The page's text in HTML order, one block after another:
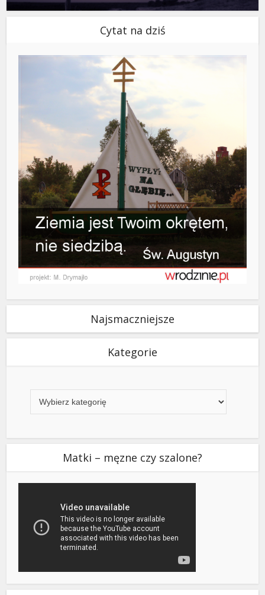
Cytat na dziś
Najsmaczniejsze
Kategorie
Matki – męzne czy szalone?